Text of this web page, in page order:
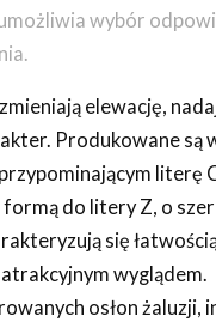
wybór
elewację,
Produkowane są
literę
formą do litery Z, o
się
wyglądem.
osłon żaluzji,